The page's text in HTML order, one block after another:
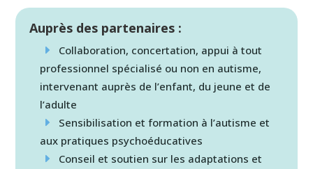
Auprès des partenaires :
Collaboration, concertation, appui à tout
professionnel spécialisé ou non en autisme,
intervenant auprès de l’enfant, du jeune et de
l’adulte
Sensibilisation et formation à l’autisme et
aux pratiques psychoéducatives
Conseil et soutien sur les adaptations et